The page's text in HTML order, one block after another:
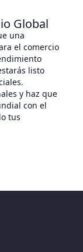
Global
una
el comercio
listo
y haz que
con el
tus